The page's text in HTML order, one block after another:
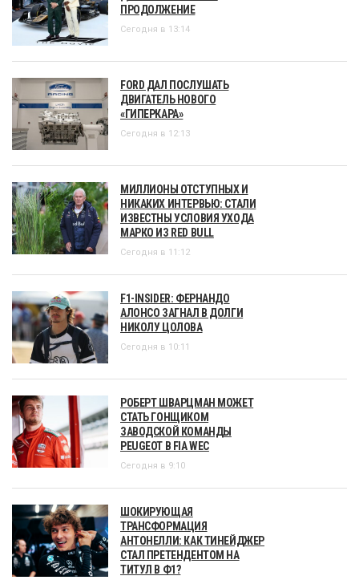
ПРОДОЛЖЕНИЕ
Сегодня в 13:14
FORD ДАЛ ПОСЛУШАТЬ
ДВИГАТЕЛЬ НОВОГО
«ГИПЕРКАРА»
Сегодня в 12:13
МИЛЛИОНЫ ОТСТУПНЫХ И
НИКАКИХ ИНТЕРВЬЮ: СТАЛИ
ИЗВЕСТНЫ УСЛОВИЯ УХОДА
МАРКО ИЗ RED BULL
Сегодня в 11:12
F1-INSIDER: ФЕРНАНДО
АЛОНСО ЗАГНАЛ В ДОЛГИ
НИКОЛУ ЦОЛОВА
Сегодня в 10:11
РОБЕРТ ШВАРЦМАН МОЖЕТ
СТАТЬ ГОНЩИКОМ
ЗАВОДСКОЙ КОМАНДЫ
PEUGEOT В FIA WEC
Сегодня в 9:10
ШОКИРУЮЩАЯ
ТРАНСФОРМАЦИЯ
АНТОНЕЛЛИ: КАК ТИНЕЙДЖЕР
СТАЛ ПРЕТЕНДЕНТОМ НА
ТИТУЛ В Ф1?